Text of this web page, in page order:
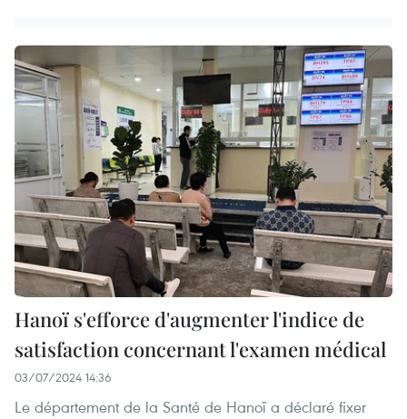
Hanoï s'efforce d'augmenter l'indice de
satisfaction concernant l'examen médical
03/07/2024 14:36
Le département de la Santé de Hanoï a déclaré fixer